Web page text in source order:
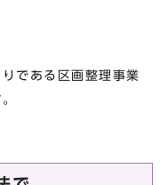
である区画整理事業